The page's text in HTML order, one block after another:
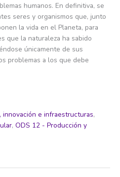
humanos. En definitiva, se
seres y organismos que, junto
la vida en el Planeta, para
que la naturaleza ha sabido
únicamente de sus
problemas a los que debe
innovación e infraestructuras,
, ODS 12 - Producción y